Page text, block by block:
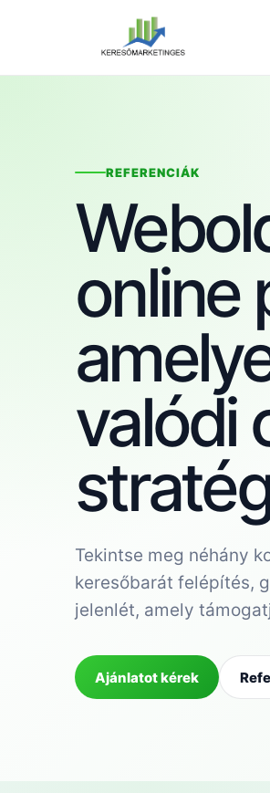
REFERENCIÁK
online
valódi
Tekintse meg néhány
keresőbarát felépítés,
jelenlét, amely
Ajánlatot kérek